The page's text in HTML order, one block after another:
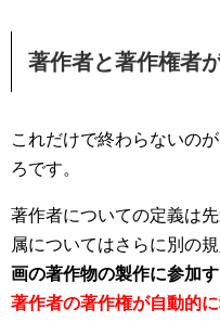
著作者と著作権者
これだけで終わらないの
ろです。
著作者についての定義は
属についてはさらに別の
画の著作物の製作に参加
著作者の著作権が自動的